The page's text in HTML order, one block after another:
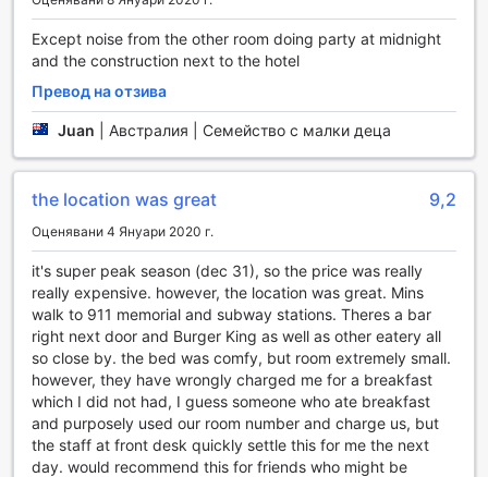
В Courtyard New York Downtown Manhattan/World Trade
Center Area можете да се насладите на отлично
оборудван фитнес център, който е на разположение на
всички гости безплатно. Този модерен фитнес център
предлага разнообразие от уреди за тренировки,
включително кардио уреди, силови машини и свободни
нивото на подготовка. Независимо дали искате да
поддържате своята фитнес рутина или просто да се
необходимо, за да се почувствате енергизирани и
активни.
Обстановката в фитнес центъра е приятна и
вдъхновяваща, с достатъчно пространство за
индивидуални тренировки или групови занимания.
Освежаващата атмосфера и модерните уреди ще ви
мотивират да постигнете вашите фитнес цели. След
интензивна тренировка, можете да се насладите на
удобствата на хотела, които допълват вашето
преживяване и ви помагат да се възстановите за новия
ден в динамичния Ню Йорк.
Except noise from the other room doing party at midnight
and the construction next to the hotel
Превод на отзива
Juan Австралия | Семейство с малки деца
the location was great 9,2
Оценявани 4 Януари 2020 г.
it's super peak season (dec 31), so the price was really
really expensive. however, the location was great. Mins
walk to 911 memorial and subway stations. Theres a bar
right next door and Burger King as well as other eatery all
so close by. the bed was comfy, but room extremely small.
however, they have wrongly charged me for a breakfast
which I did not had, I guess someone who ate breakfast
and purposely used our room number and charge us, but
the staff at front desk quickly settle this for me the next
day. would recommend this for friends who might be